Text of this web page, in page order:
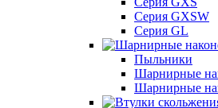
Серия GXSW
Серия GL
Пыльники
Шарнирные
Шарнирные